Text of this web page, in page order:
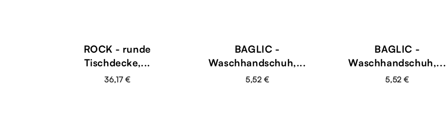
ROCK - runde
Tischdecke,...
36,17 €
BAGLIC -
Waschhandschuh,...
5,52 €
BAGLIC -
Waschhandschuh,...
5,52 €